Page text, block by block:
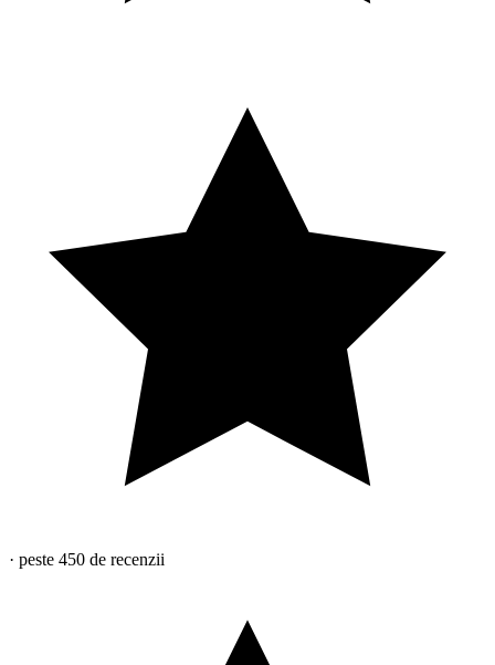
· peste 450 de recenzii